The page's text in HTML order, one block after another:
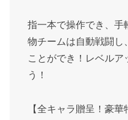
指一本で操作でき、手
物チームは自動戦闘し
ことができ！レベルア
う！
【全キャラ贈呈！豪華